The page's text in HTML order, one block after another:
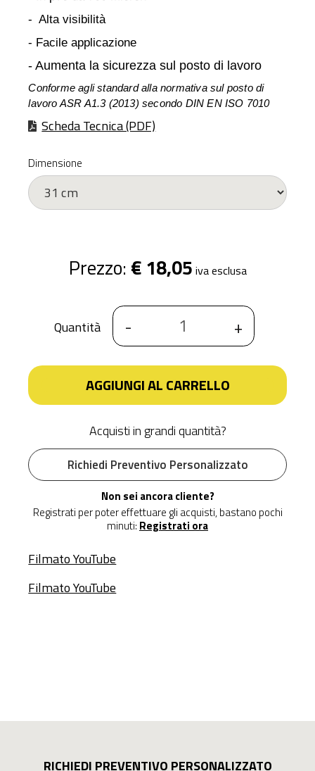
- Alta visibilità
- Facile applicazione
- Aumenta la sicurezza sul posto di lavoro
Conforme agli standard alla normativa sul posto di
lavoro ASR A1.3 (2013) secondo DIN EN ISO 7010
Scheda Tecnica (PDF)
Dimensione
Prezzo: € 18,05 iva esclusa
Quantità - +
AGGIUNGI AL CARRELLO
Acquisti in grandi quantità?
Richiedi Preventivo Personalizzato
Non sei ancora cliente?
Registrati per poter effettuare gli acquisti, bastano pochi
minuti: Registrati ora
Filmato YouTube
Filmato YouTube
RICHIEDI PREVENTIVO PERSONALIZZATO